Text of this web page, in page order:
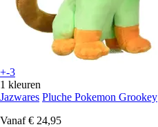
+-3
1 kleuren
Jazwares Pluche Pokemon Grookey
Vanaf € 24,95